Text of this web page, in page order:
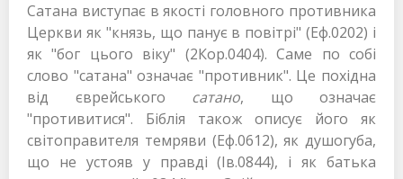
Сатана виступає в якості головного противника
Церкви як "князь, що панує в повітрі" (Еф.0202) і
як "бог цього віку" (2Кор.0404). Саме по собі
слово "сатана" означає "противник". Це похідна
від єврейського сатано, що означає
"противитися". Біблія також описує його як
світоправителя темряви (Еф.0612), як душогуба,
що не устояв у правді (Ів.0844), і як батька